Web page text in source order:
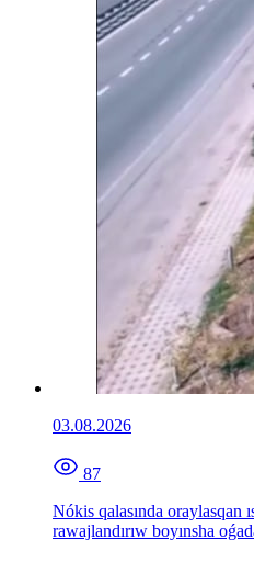
03.08.2026
87
Nókis qalasında oraylasqan
rawajlandırıw boyınsha